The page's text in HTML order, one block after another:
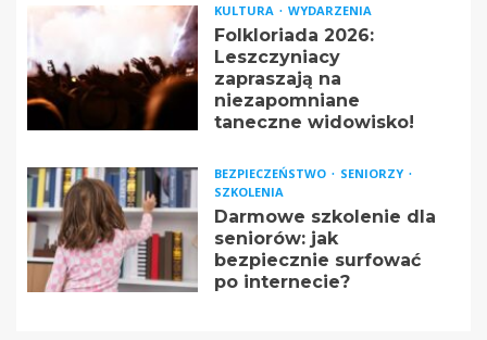
KULTURA WYDARZENIA
Folkloriada 2026:
Leszczyniacy
zapraszają na
niezapomniane
taneczne widowisko!
BEZPIECZEŃSTWO
SENIORZY
SZKOLENIA
Darmowe szkolenie dla
seniorów: jak
bezpiecznie surfować
po internecie?